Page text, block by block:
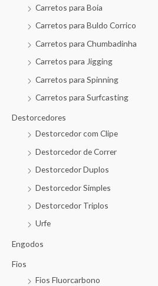
Carretos para Boia
Carretos para Buldo Corrico
Carretos para Chumbadinha
Carretos para Jigging
Carretos para Spinning
Carretos para Surfcasting
Destorcedores
Destorcedor com Clipe
Destorcedor de Correr
Destorcedor Duplos
Destorcedor Simples
Destorcedor Triplos
Urfe
Engodos
Fios
Fios Fluorcarbono